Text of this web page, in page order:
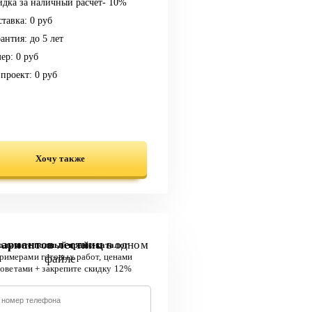
за наличный расчет- 10%
0 руб
до 5 лет
0 руб
0 руб
Хочу также
лестницв одном
файле
полный прайс-каталог
готовых работ, ценами
+ закрепите скидку 12%